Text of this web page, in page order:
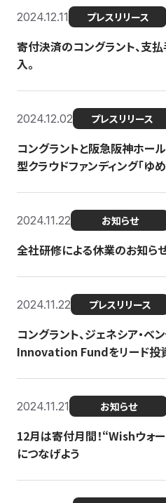
2024.12.11 プレスリリース
寄付決済のコングラント、支
入。
2024.12.02 プレスリリース
コングラントと阪急阪神ホー
型クラウドファンディング「ゆ
2024.11.22 お知らせ
全社研修による休業のお知ら
2024.11.22 プレスリリース
コングラント、ジェネシア・
Innovation Fundをリード投
2024.11.21 お知らせ
12月は寄付月間！“Wishウォ
につなげよう